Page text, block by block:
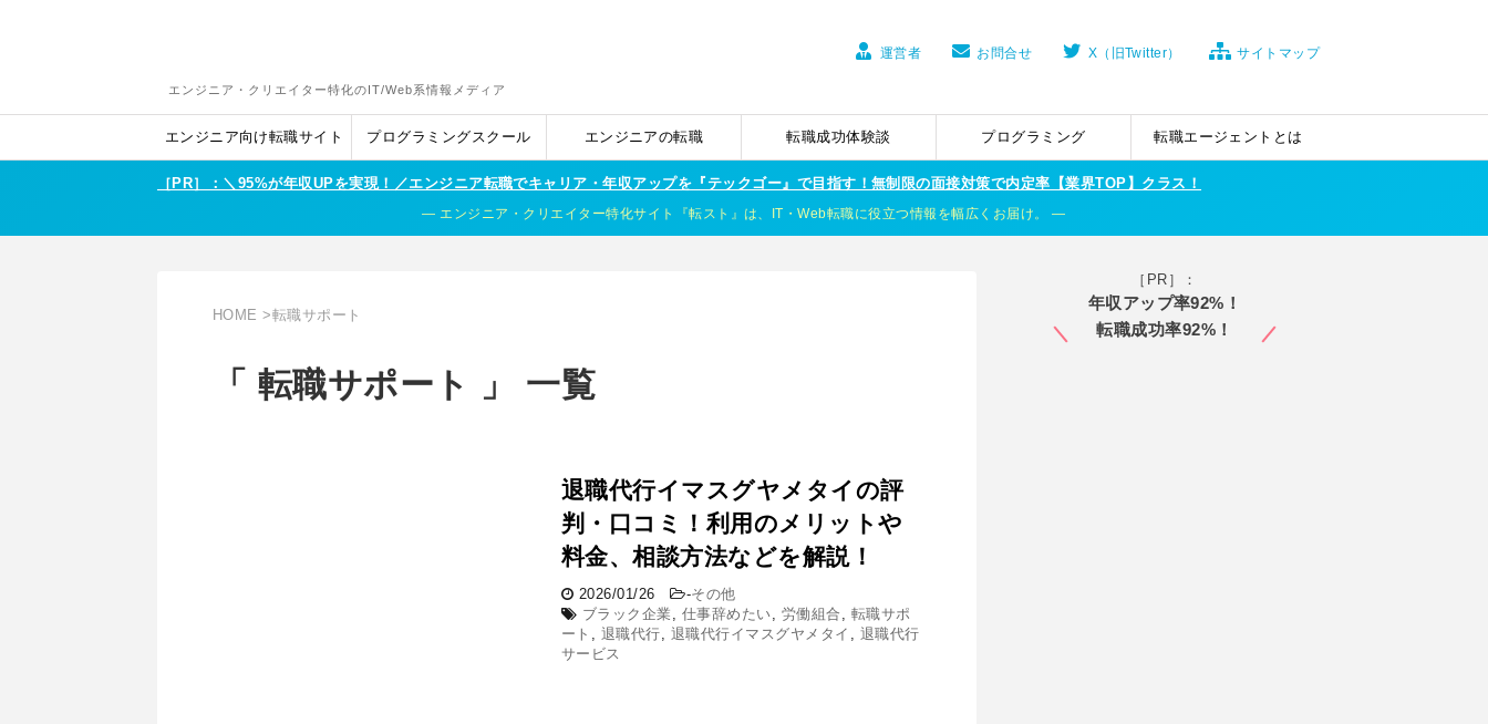
エンジニア・クリエイター特化のIT/Web系情報メディア
運営者 お問合せ X（旧Twitter） サイトマップ
エンジニア向け転職サイト プログラミングスクール エンジニアの転職 転職成功体験談 プログラミング 転職エージェントとは
［PR］：＼95%が年収UPを実現！／エンジニア転職でキャリア・年収アップを『テックゴー』で目指す！無制限の面接対策で内定率【業界TOP】クラス！
エンジニア・クリエイター特化サイト『転スト』は、IT・Web転職に役立つ情報を幅広くお届け。
HOME >転職サポート
「 転職サポート 」 一覧
退職代行イマスグヤメタイの評
判・口コミ！利用のメリットや
料金、相談方法などを解説！
2026/01/26 -その他
ブラック企業 , 仕事辞めたい, 労働組合 , 転職サポ
ート , 退職代行, 退職代行イマスグヤメタイ , 退職代行
サービス
［PR］：
年収アップ率92%！
転職成功率92%！